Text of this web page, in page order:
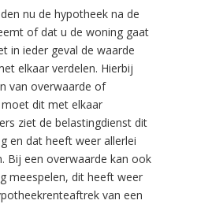
nu de hypotheek na de
of dat u de woning gaat
in ieder geval de waarde
elkaar verdelen. Hierbij
van overwaarde of
dit met elkaar
ziet de belastingdienst dit
en dat heeft weer allerlei
Bij een overwaarde kan ook
meespelen, dit heeft weer
van een